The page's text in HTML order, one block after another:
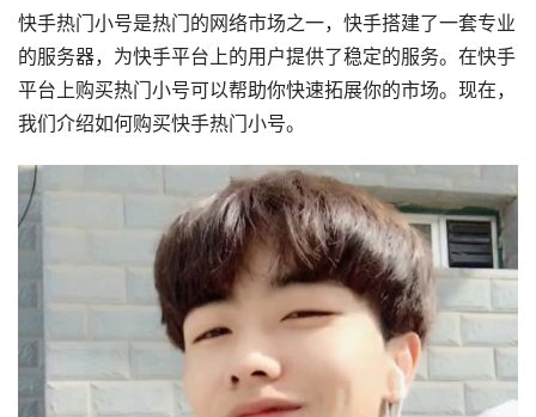
快手热门小号是热门的网络市场之一，快手搭建了一套专业
的服务器，为快手平台上的用户提供了稳定的服务。在快手
平台上购买热门小号可以帮助你快速拓展你的市场。现在，
我们介绍如何购买快手热门小号。